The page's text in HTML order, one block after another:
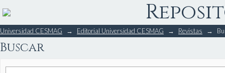
Buscar
Universidad CESMAG → Editorial Universidad CESMAG → Revistas →
Buscar